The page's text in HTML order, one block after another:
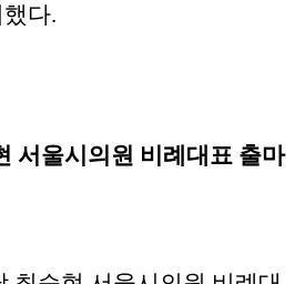
다.
서울시의원 비례대표 출마